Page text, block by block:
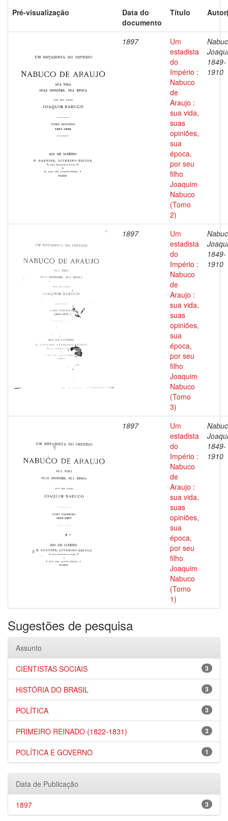
Pré-visualização
Data do
documento
Título
1897
Um
estadista
do
Império :
Nabuco
de
Araujo :
sua vida,
suas
opiniões,
sua
época,
por seu
filho
Joaquim
Nabuco
(Tomo
2)
1849-
1910
1897
Um
estadista
do
Império :
Nabuco
de
Araujo :
sua vida,
suas
opiniões,
sua
época,
por seu
filho
Joaquim
Nabuco
(Tomo
3)
1849-
1910
1897
Um
estadista
do
Império :
Nabuco
de
Araujo :
sua vida,
suas
opiniões,
sua
época,
por seu
filho
Joaquim
Nabuco
(Tomo
1)
1849-
1910
Sugestões de pesquisa
Assunto
3
CIENTISTAS SOCIAIS
3
HISTÓRIA DO BRASIL
3
POLÍTICA
3
PRIMEIRO REINADO (1822-1831)
1
POLÍTICA E GOVERNO
Data de Publicação
3
1897